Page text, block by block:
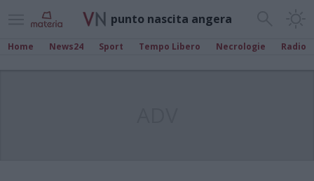
punto nascita angera
Home News24 Sport Tempo Libero Necrologie Radio